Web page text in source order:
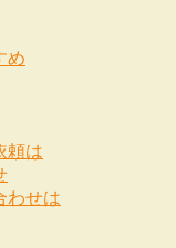
め
頼は
わせは